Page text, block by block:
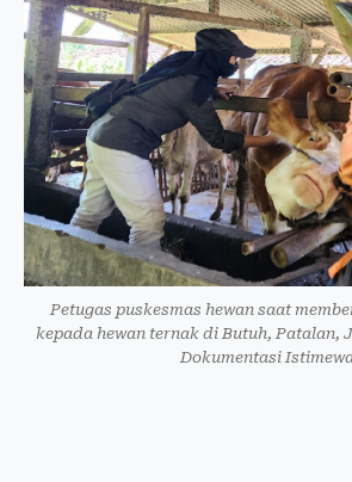
Petugas puskesmas hewan saat
kepada hewan ternak di Butuh, Patalan,
Dokumentasi